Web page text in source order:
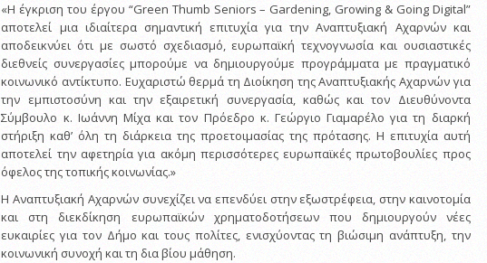
«Η έγκριση του έργου “Green Thumb Seniors – Gardening, Growing & Going Digital”
αποτελεί μια ιδιαίτερα σημαντική επιτυχία για την Αναπτυξιακή Αχαρνών και
αποδεικνύει ότι με σωστό σχεδιασμό, ευρωπαϊκή τεχνογνωσία και ουσιαστικές
διεθνείς συνεργασίες μπορούμε να δημιουργούμε προγράμματα με πραγματικό
κοινωνικό αντίκτυπο. Ευχαριστώ θερμά τη Διοίκηση της Αναπτυξιακής Αχαρνών για
την εμπιστοσύνη και την εξαιρετική συνεργασία, καθώς και τον Διευθύνοντα
Σύμβουλο κ. Ιωάννη Μίχα και τον Πρόεδρο κ. Γεώργιο Γιαμαρέλο για τη διαρκή
στήριξη καθ’ όλη τη διάρκεια της προετοιμασίας της πρότασης. Η επιτυχία αυτή
αποτελεί την αφετηρία για ακόμη περισσότερες ευρωπαϊκές πρωτοβουλίες προς
όφελος της τοπικής κοινωνίας.»
Η Αναπτυξιακή Αχαρνών συνεχίζει να επενδύει στην εξωστρέφεια, στην καινοτομία
και στη διεκδίκηση ευρωπαϊκών χρηματοδοτήσεων που δημιουργούν νέες
ευκαιρίες για τον Δήμο και τους πολίτες, ενισχύοντας τη βιώσιμη ανάπτυξη, την
κοινωνική συνοχή και τη δια βίου μάθηση.